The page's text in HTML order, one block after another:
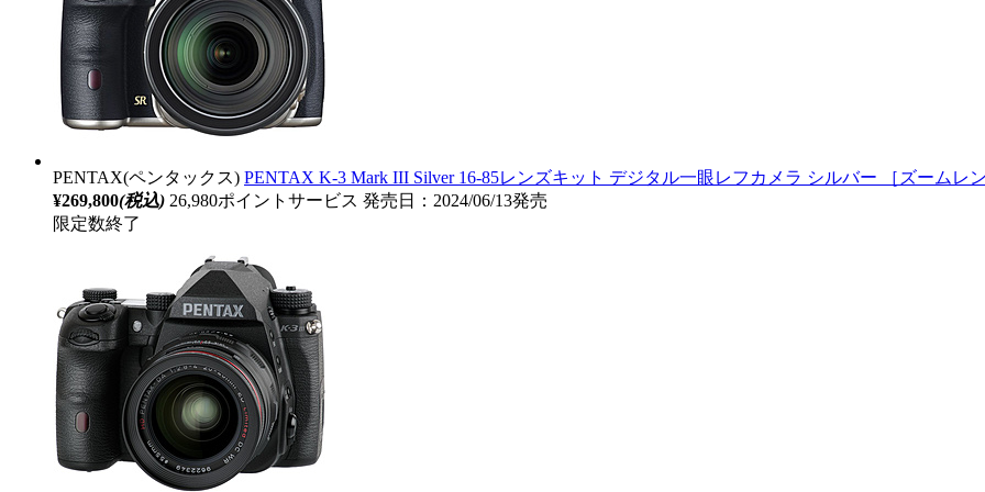
PENTAX(ペンタックス) PENTAX K-3 Mark III Silver 16-85レンズキット デジタル一眼レフカメラ シルバー ［ズームレ
¥269,800(税込) 26,980ポイントサービス 発売日：2024/06/13発売
限定数終了